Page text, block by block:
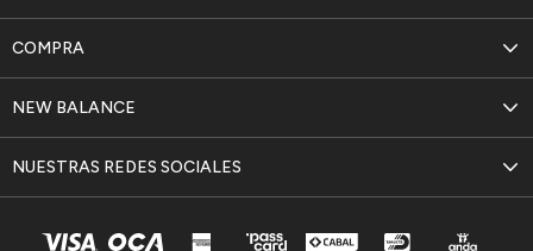
NEW BALANCE
COMPRA
NUESTRAS REDES SOCIALES